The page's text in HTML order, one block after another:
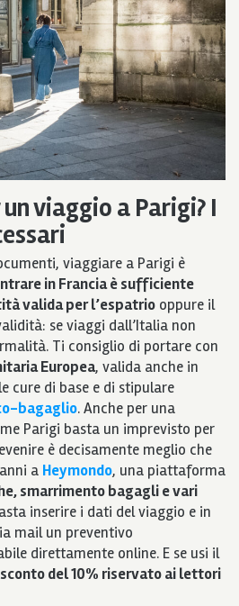
viaggio a Parigi? I
viaggiare a Parigi è
in Francia è sufficiente
valida per l’espatrio oppure il
se viaggi dall’Italia non
Ti consiglio di portare con
Europea, valida anche in
cure di base e di stipulare
bagaglio. Anche per una
Parigi basta un imprevisto per
è decisamente meglio che
a Heymondo, una piattaforma
smarrimento bagagli e vari
inserire i dati del viaggio e in
mail un preventivo
direttamente online. E se usi il
del 10% riservato ai lettori